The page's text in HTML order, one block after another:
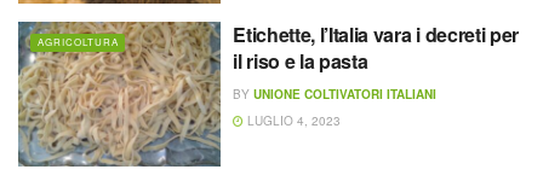
AGRICOLTURA
Etichette, l’Italia vara i decreti per
il riso e la pasta
BY UNIONE COLTIVATORI ITALIANI
LUGLIO 4, 2023